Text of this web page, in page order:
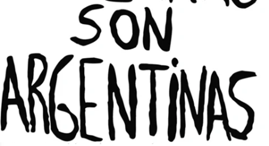
Marcelo Orrego: "El Estado debe estar
presente"
LU SORIA Locales 04/04/2025
El jueves 3 de abril, el gobernador inauguró dos escuelas
en Pocito. Lo acompañaron los ministros de Educación,
Infraestructura y Gobierno; el intendente de Pocito,
Fabian Aballay y la diputada Nancy Picón.